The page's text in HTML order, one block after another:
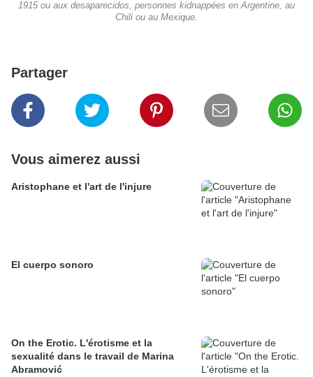
1915 ou aux desaparecidos, personnes kidnappées en Argentine, au
Chili ou au Mexique.
Partager
Vous aimerez aussi
Aristophane et l'art de l'injure
El cuerpo sonoro
On the Erotic. L'érotisme et la
sexualité dans le travail de Marina
Abramović